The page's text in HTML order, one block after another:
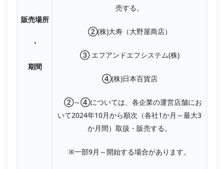
販売場所
・
期間
売する。
②(株)大寿（大野屋商店）
③ エフアンドエフシステム(株)
④(株)日本百貨店
②～④については、各企業の運営店舗にお
いて2024年10月から順次（各社1か月～最大3
か月間）取扱・販売する。
※一部9月～開始する場合があります。